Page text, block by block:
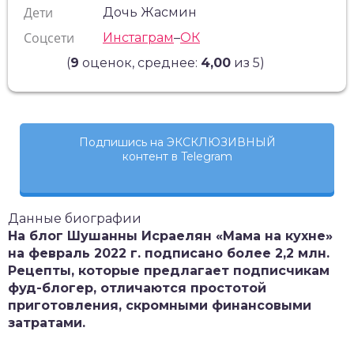
Дети Дочь Жасмин
Соцсети Инстаграм–ОК
(9 оценок, среднее: 4,00 из 5)
Подпишись на ЭКСКЛЮЗИВНЫЙ
контент в Telegram
Данные биографии
На блог Шушанны Исраелян «Мама на кухне»
на февраль 2022 г. подписано более 2,2 млн.
Рецепты, которые предлагает подписчикам
фуд-блогер, отличаются простотой
приготовления, скромными финансовыми
затратами.